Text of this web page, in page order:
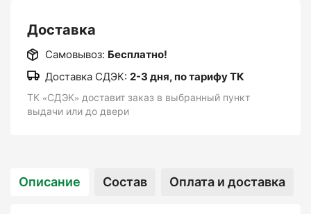
Специализировано для кукурузы.
Также может применяться для других культур,
Доставка
Самовывоз: Бесплатно!
Доставка СДЭК: 2-3 дня, по тарифу ТК
ТК «СДЭК» доставит заказ в выбранный пункт
выдачи или до двери
Описание Состав Оплата и доставка